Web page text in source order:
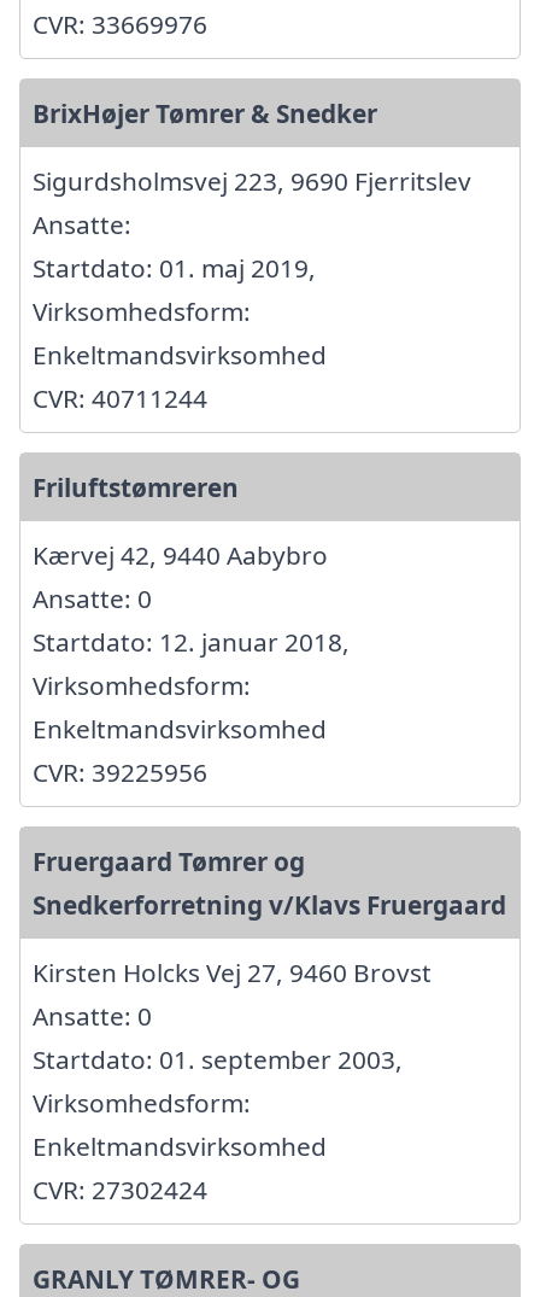
CVR: 33669976
BrixHøjer Tømrer & Snedker
Sigurdsholmsvej 223, 9690 Fjerritslev
Ansatte:
Startdato: 01. maj 2019,
Virksomhedsform:
Enkeltmandsvirksomhed
CVR: 40711244
Friluftstømreren
Kærvej 42, 9440 Aabybro
Ansatte: 0
Startdato: 12. januar 2018,
Virksomhedsform:
Enkeltmandsvirksomhed
CVR: 39225956
Fruergaard Tømrer og
Snedkerforretning v/Klavs Fruergaard
Kirsten Holcks Vej 27, 9460 Brovst
Ansatte: 0
Startdato: 01. september 2003,
Virksomhedsform:
Enkeltmandsvirksomhed
CVR: 27302424
GRANLY TØMRER- OG